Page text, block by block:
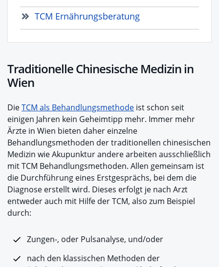
TCM Ernährungsberatung
Traditionelle Chinesische Medizin in
Wien
DieTCM als Behandlungsmethode ist schon seit
einigen Jahren kein Geheimtipp mehr. Immer mehr
Ärzte in Wien bieten daher einzelne
Behandlungsmethoden der traditionellen chinesischen
Medizin wie Akupunktur andere arbeiten ausschließlich
mit TCM Behandlungsmethoden. Allen gemeinsam ist
die Durchführung eines Erstgesprächs, bei dem die
Diagnose erstellt wird. Dieses erfolgt je nach Arzt
entweder auch mit Hilfe der TCM, also zum Beispiel
durch:
Zungen-, oder Pulsanalyse, und/oder
nach den klassischen Methoden der